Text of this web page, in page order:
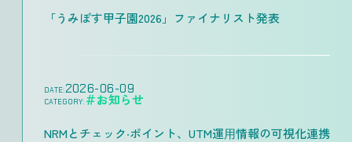
「うみぽす甲子園2026」ファイナリスト発表
DATE:2026-06-09
CATEGORY: ＃お知らせ
NRMとチェック‧ポイント、UTM運⽤情報の可視化連携